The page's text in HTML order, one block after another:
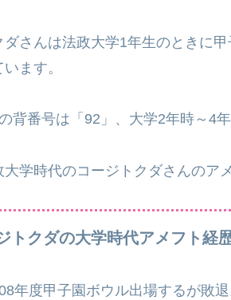
ダさんは法政大学1年生のときに
ます。
背番号は「92」、大学2年時～4
大学時代のコージトクダさんのア
トクダの大学時代アメフト経
年度甲子園ボウル出場するが敗